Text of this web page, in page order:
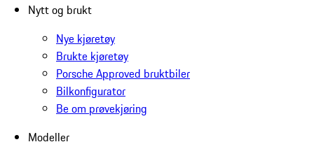
Nytt og brukt
Nye kjøretøy
Brukte kjøretøy
Porsche Approved bruktbiler
Bilkonfigurator
Be om prøvekjøring
Modeller